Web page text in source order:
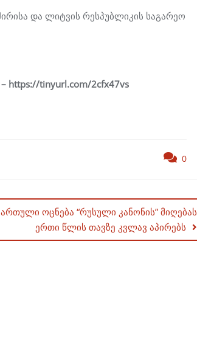
და ლიტვის რესპუბლიკის საგარეო
https://tinyurl.com/2cfx47vs
0
ოცნება “რუსული კანონის” მიღებას
ერთი წლის თავზე კვლავ აპირებს